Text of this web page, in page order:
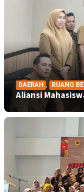
DAERAH , RUANG
Aliansi